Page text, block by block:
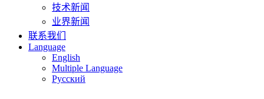
技术新闻
业界新闻
联系我们
Language
English
Multiple Language
Русский